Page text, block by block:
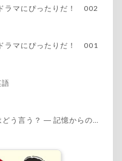
ラマにぴったりだ！ 002
ラマにぴったりだ！ 001
「鍵かけたはずなんだけど」英語ではどう言う？ ― 記憶からの推量という表現